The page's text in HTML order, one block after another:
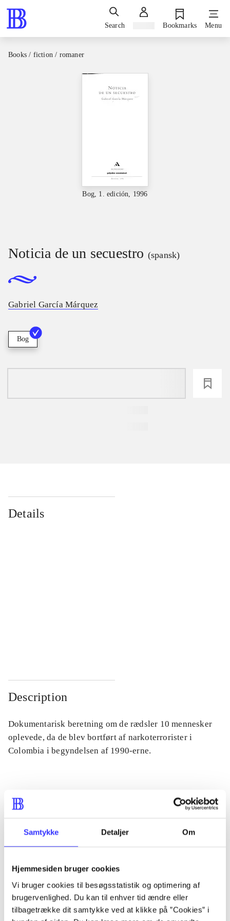
Samtykke Detaljer Om
Hjemmesiden bruger cookies
Vi bruger cookies til besøgsstatistik og optimering af
brugervenlighed. Du kan til enhver tid ændre eller
tilbagetrække dit samtykke ved at klikke på ”Cookies” i
Search Bookmarks Menu
Books / fiction / romaner
Bog, 1. edición, 1996
Noticia de un secuestro (spansk)
Gabriel García Márquez
Bog
Details
Description
Dokumentarisk beretning om de rædsler 10 mennesker
oplevede, da de blev bortført af narkoterrorister i
Colombia i begyndelsen af 1990-erne.
Periodica
Tidsskrift
The articles in are frequently about